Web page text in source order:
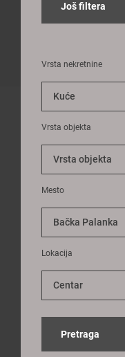
Još filtera
Vrsta nekretnine
Vrsta objekta
Mesto
Lokacija
Centar
Pretraga